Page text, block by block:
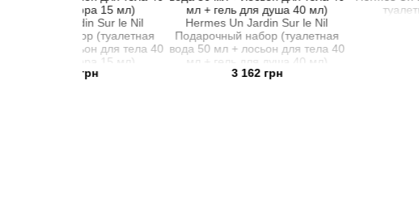
для тела 40
Hermes Un Jardin Sur le Nil
Подарочный набор (туалетная
вода 50 мл + лосьон для тела 40
мл + гель для душа 40 мл)
туалетная вода 15